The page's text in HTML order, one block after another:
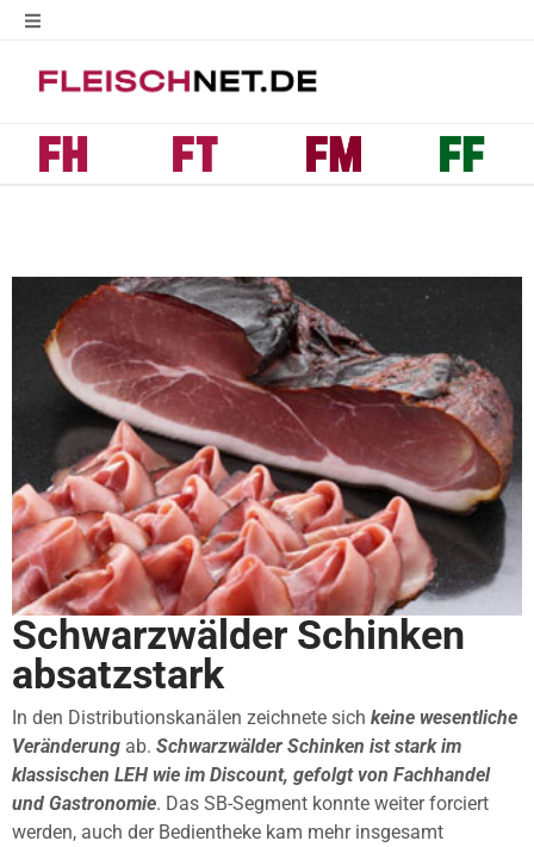
Schwarzwälder Schinken
absatzstark
In den Distributionskanälen zeichnete sich keine wesentliche
Veränderung ab. Schwarzwälder Schinken ist stark im
klassischen LEH wie im Discount, gefolgt von Fachhandel
und Gastronomie. Das SB-Segment konnte weiter forciert
werden, auch der Bedientheke kam mehr insgesamt